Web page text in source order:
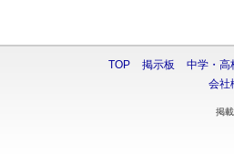
TOP 掲示板 中学・高
会社
掲